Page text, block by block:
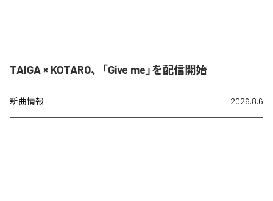
TAIGA × KOTARO、「Give me」を配信開始
新曲情報 2026.8.6